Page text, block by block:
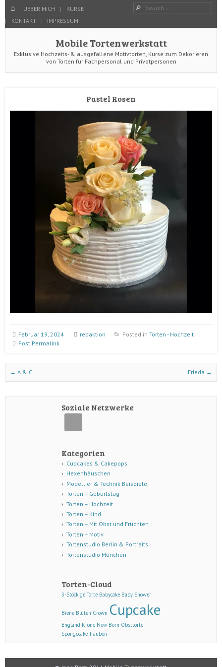
HOME
Menu
SKIP TO CONTENT
UEBER MICH
KURSE
KONTAKT
IMPRESSUM
Search
Mobile Tortenwerkstatt
Exklusive Hochzeits- & ausgefallene Motivtorten, Kurse zum Dekorieren
von Torten für Fachpersonal und Privatpersonen
Pastel Rosen
Februar 19, 2024 redaktion Posted inTorten - Hochzeit
Post Permalink
Post navigation
← A & C Frieda →
Soziale Netzwerke
Kategorien
Cupcakes & Cakepops
Hexenhäuschen
Modellier & Technik Beispiele
Torten – Geburtstag
Torten – Hochzeit
Torten – Kind
Torten – Mit Obst und Früchten
Torten – Motiv
Tortenstudio Berlin & Portraits
Tortenstudio München
Torten-Cloud
3-Stöckige Torte Babycake Baby Shower
Biene Blüten Crown Cupcake
England Krone New Born Obsttorte
Spongecake Trauben